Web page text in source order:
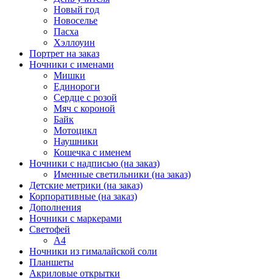
Новый год
Новоселье
Пасха
Хэллоуин
Портрет на заказ
Ночники с именами
Мишки
Единороги
Сердце с розой
Мяч с короной
Байк
Мотоцикл
Наушники
Кошечка с именем
Ночники с надписью (на заказ)
Именные светильники (на заказ)
Детские метрики (на заказ)
Корпоративные (на заказ)
Дополнения
Ночники с маркерами
Светофей
А4
Ночники из гималайской соли
Планшеты
Акриловые открытки